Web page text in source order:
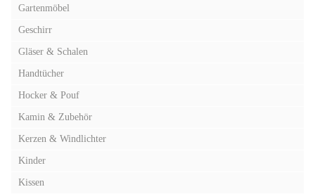
Gartenmöbel
Geschirr
Gläser & Schalen
Handtücher
Hocker & Pouf
Kamin & Zubehör
Kerzen & Windlichter
Kinder
Kissen